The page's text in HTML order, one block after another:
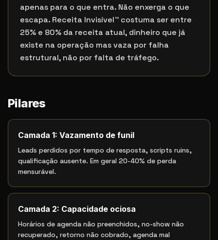
apenas para o que entra. Não enxerga o que
escapa. Receita Invisível™ costuma ser entre
25% e 80% da receita atual, dinheiro que já
existe na operação mas vaza por falha
estrutural, não por falta de tráfego.
Pilares
Camada 1: Vazamento de funil
Leads perdidos por tempo de resposta, scripts ruins,
qualificação ausente. Em geral 20-40% de perda
mensurável.
Camada 2: Capacidade ociosa
Horários de agenda não preenchidos, no-show não
recuperado, retorno não cobrado, agenda mal